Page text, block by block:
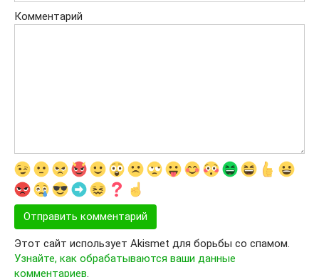
Комментарий
Этот сайт использует Akismet для борьбы со спамом.
Узнайте, как обрабатываются ваши данные
комментариев.